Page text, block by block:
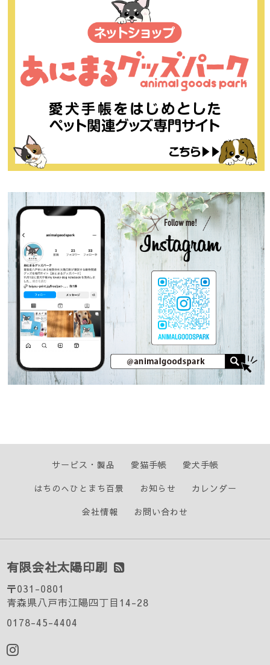
サービス・製品 愛猫手帳
愛犬手帳
はちのへひとまち百景
お知らせ
カレンダー
会社情報
お問い合わせ
有限会社太陽印刷
〒031-0801
青森県八戸市江陽四丁目14-28
0178-45-4404